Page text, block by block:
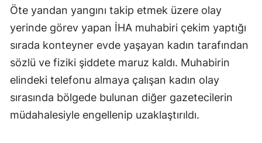
Öte yandan yangını takip etmek üzere olay
yerinde görev yapan İHA muhabiri çekim yaptığı
sırada konteyner evde yaşayan kadın tarafından
sözlü ve fiziki şiddete maruz kaldı. Muhabirin
elindeki telefonu almaya çalışan kadın olay
sırasında bölgede bulunan diğer gazetecilerin
müdahalesiyle engellenip uzaklaştırıldı.